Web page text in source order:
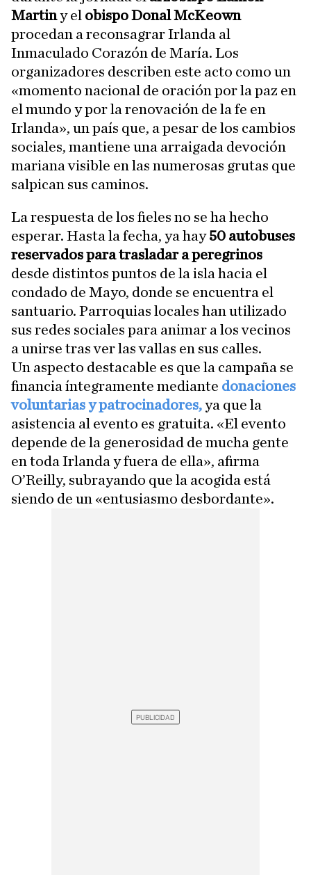
Martiny el obispo Donal McKeown
procedan a reconsagrar Irlanda al
Inmaculado Corazón de María. Los
organizadores describen este acto como un
«momento nacional de oración por la paz en
el mundo y por la renovación de la fe en
Irlanda», un país que, a pesar de los cambios
sociales, mantiene una arraigada devoción
mariana visible en las numerosas grutas que
salpican sus caminos.
La respuesta de los fieles no se ha hecho
esperar. Hasta la fecha, ya hay50 autobuses
reservados para trasladar a peregrinos
desde distintos puntos de la isla hacia el
condado de Mayo, donde se encuentra el
santuario. Parroquias locales han utilizado
sus redes sociales para animar a los vecinos
a unirse tras ver las vallas en sus calles.
Un aspecto destacable es que la campaña se
financia íntegramente mediante donaciones
voluntarias y patrocinadores,ya que la
asistencia al evento es gratuita. «El evento
depende de la generosidad de mucha gente
en toda Irlanda y fuera de ella», afirma
O’Reilly, subrayando que la acogida está
siendo de un «entusiasmo desbordante».